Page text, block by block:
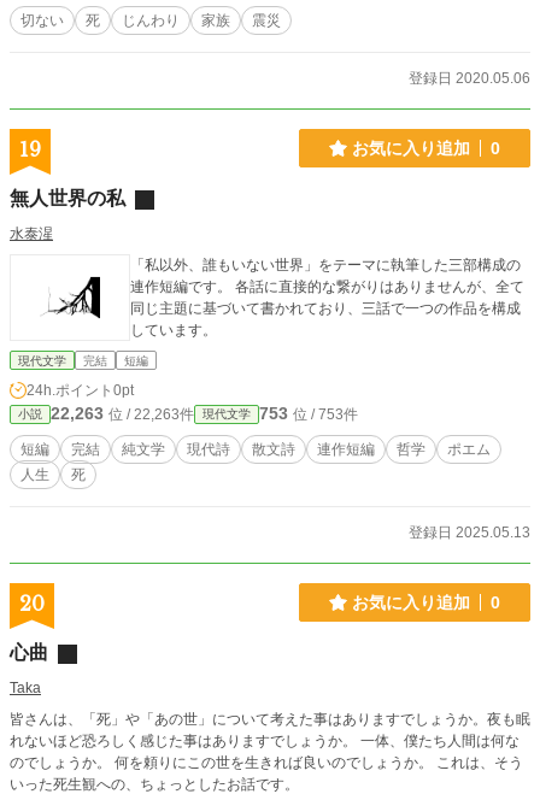
取れなくなった。 しかし、ある日突然Kからの書留郵便が届く。不思議に思い封
筒の裏を見ると、そこには知らない名前が書いてあり、郵送元は東北の田舎町だ
と仙台行の新幹線の乗車券が入っていた。手紙の最後には「K」とだけ書かれて
切ない 死 じんわり 家族 震災
登録日 2020.05.06
19 お気に入り追加 0
無人世界の私
水泰湦
「私以外、誰もいない世界」をテーマに執筆した三部構成の
連作短編です。 各話に直接的な繋がりはありませんが、全て
同じ主題に基づいて書かれており、三話で一つの作品を構成
しています。
現代文学 完結 短編
24h.ポイント 0pt
小説 22,263 位 / 22,263件 現代文学 753 位 / 753件
短編 完結 純文学 現代詩 散文詩 連作短編 哲学
ポエム
人生
死
登録日 2025.05.13
20 お気に入り追加 0
心曲
Taka
皆さんは、「死」や「あの世」について考えた事はありますでしょうか。夜も眠
れないほど恐ろしく感じた事はありますでしょうか。 一体、僕たち人間は何な
のでしょうか。 何を頼りにこの世を生きれば良いのでしょうか。 これは、そう
いった死生観への、ちょっとしたお話です。